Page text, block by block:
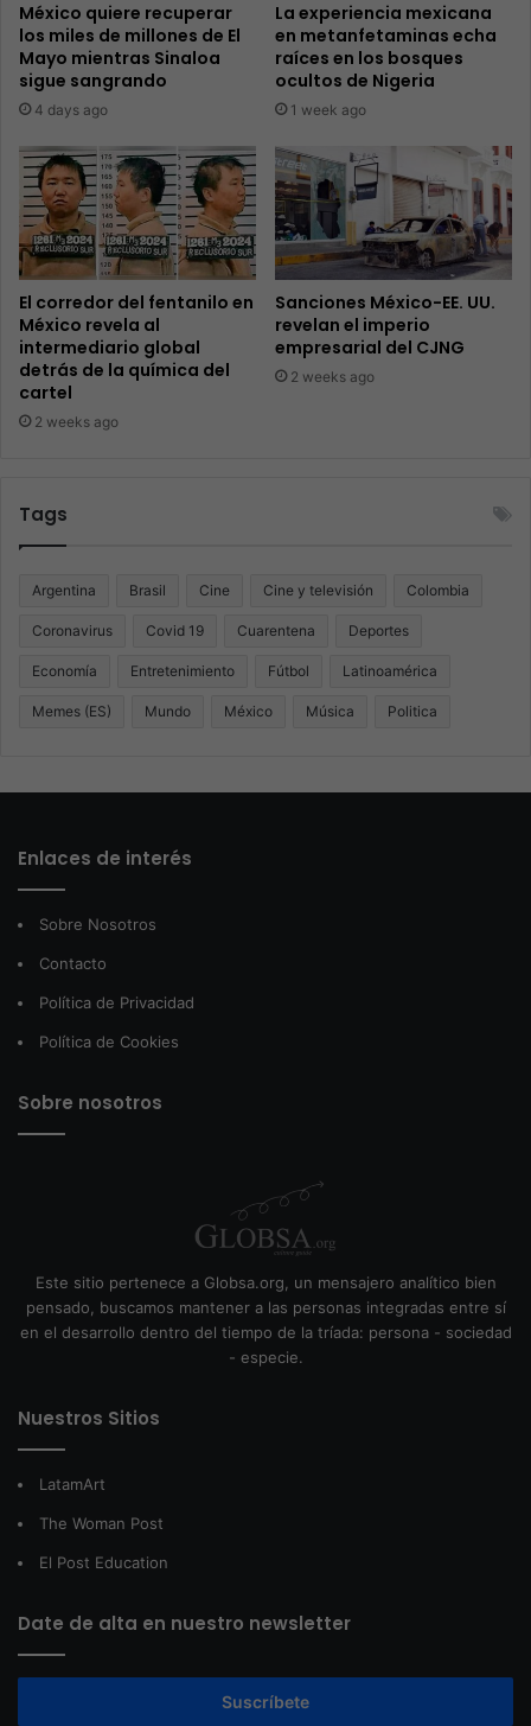
México quiere recuperar
los miles de millones de El
Mayo mientras Sinaloa
sigue sangrando
4 days ago
La experiencia mexicana
en metanfetaminas echa
raíces en los bosques
ocultos de Nigeria
1 week ago
El corredor del fentanilo en
México revela al
intermediario global
detrás de la química del
cartel
2 weeks ago
Sanciones México-EE. UU.
revelan el imperio
empresarial del CJNG
2 weeks ago
Tags
Argentina Brasil Cine Cine y televisión Colombia
Coronavirus Covid 19 Cuarentena Deportes
Economía Entretenimiento Fútbol Latinoamérica
Memes (ES) Mundo México Música Politica
Enlaces de interés
Sobre Nosotros
Contacto
Política de Privacidad
Política de Cookies
Sobre nosotros
Este sitio pertenece a Globsa.org, un mensajero analítico bien
pensado, buscamos mantener a las personas integradas entre sí
en el desarrollo dentro del tiempo de la tríada: persona - sociedad
- especie.
Nuestros Sitios
LatamArt
The Woman Post
El Post Education
Date de alta en nuestro newsletter
Suscríbete